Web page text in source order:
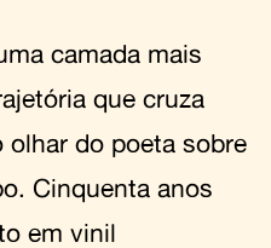
camada mais
que cruza
olhar do poeta sobre
Cinquenta anos
em vinil